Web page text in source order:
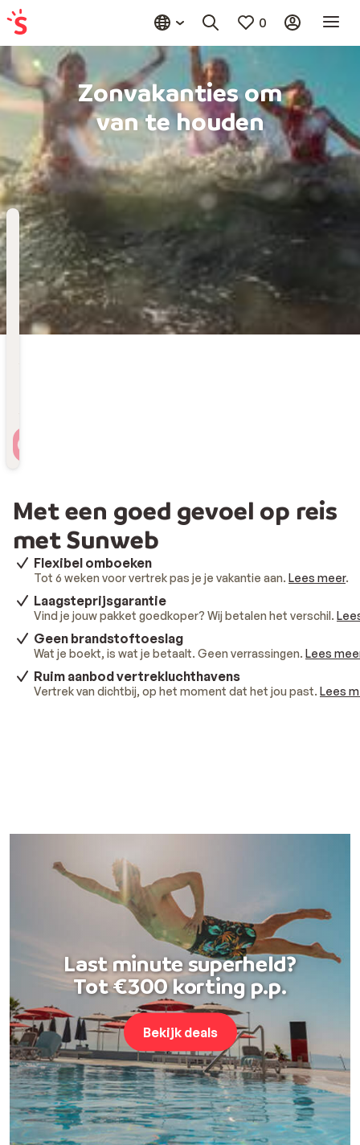
0
Zonvakanties om
van te houden
Bestemming
Kies bestemming
Wanneer
Vertrekdatum
Hoelang
Met een goed gevoel op reis
met Sunweb
Flexibel omboeken
Tot 6 weken voor vertrek pas je je vakantie aan. Lees meer.
Laagsteprijsgarantie
Vind je jouw pakket goedkoper? Wij betalen het verschil.
Geen brandstoftoeslag
Wat je boekt, is wat je betaalt. Geen verrassingen. Lees
Ruim aanbod vertrekluchthavens
Vertrek van dichtbij, op het moment dat het jou past. Lees
Last minute superheld?
Tot €300 korting p.p.
Bekijk deals